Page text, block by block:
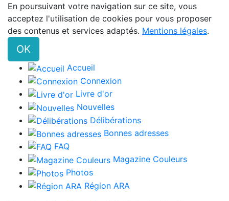
En poursuivant votre navigation sur ce site, vous
acceptez l'utilisation de cookies pour vous proposer
des contenus et services adaptés. Mentions légales.
OK
Accueil
Connexion
Livre d'or
Nouvelles
Délibérations
Bonnes adresses
FAQ
Magazine Couleurs
Photos
Région ARA